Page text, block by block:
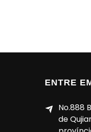
ENTRE
No.888
de